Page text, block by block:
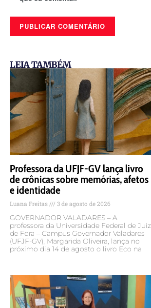
LEIA TAMBÉM
Professora da UFJF-GV lança livro
de crônicas sobre memórias, afetos
e identidade
Luana Freitas 3 de agosto de 2026
GOVERNADOR VALADARES – A
professora da Universidade Federal de Juiz
de Fora – Campus Governador Valadares
(UFJF-GV), Margarida Oliveira, lança no
próximo dia 14 de agosto o livro Eco na